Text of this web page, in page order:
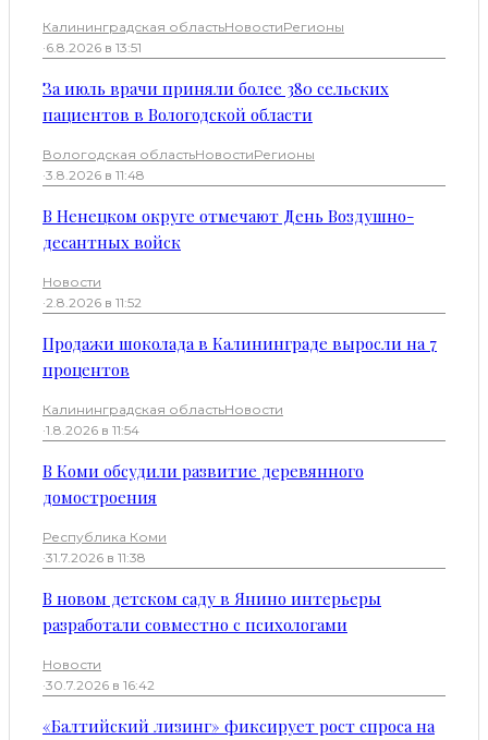
Калининградская областьНовостиРегионы
·6.8.2026 в 13:51
За июль врачи приняли более 380 сельских
пациентов в Вологодской области
Вологодская областьНовостиРегионы
·3.8.2026 в 11:48
В Ненецком округе отмечают День Воздушно-
десантных войск
Новости
·2.8.2026 в 11:52
Продажи шоколада в Калининграде выросли на 7
процентов
Калининградская областьНовости
·1.8.2026 в 11:54
В Коми обсудили развитие деревянного
домостроения
Республика Коми
·31.7.2026 в 11:38
В новом детском саду в Янино интерьеры
разработали совместно с психологами
Новости
·30.7.2026 в 16:42
«Балтийский лизинг» фиксирует рост спроса на